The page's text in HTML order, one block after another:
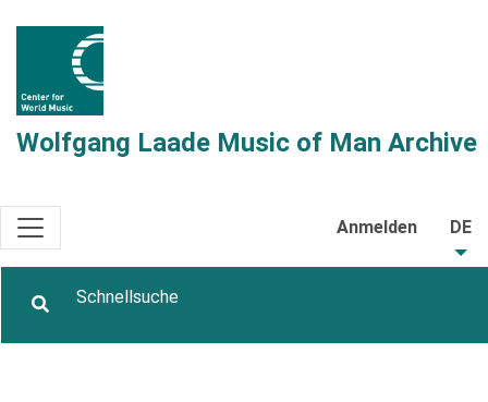
Wolfgang Laade Music of Man Archive
Anmelden DE